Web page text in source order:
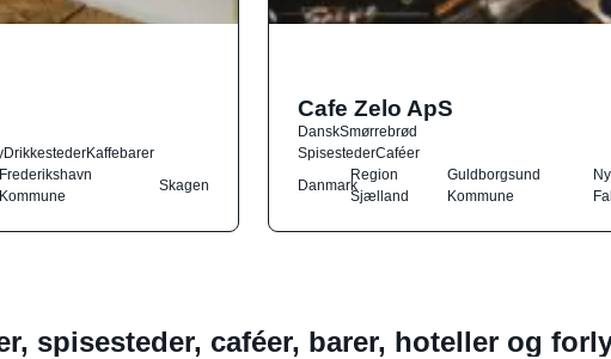
DrikkestederKaffebarer
Frederikshavn
Kommune
Skagen
Cafe Zelo ApS
DanskSmørrebrød
SpisestederCaféer
Danmark
Region
Sjælland
Guldborgsund
Kommune
spisesteder, caféer, barer, hoteller og